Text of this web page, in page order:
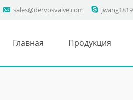
sales@dervosvalve.com jwang1819
Главная Продукция